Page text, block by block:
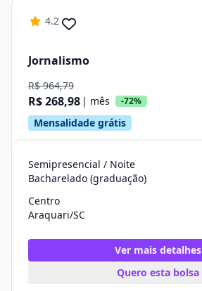
4.2
Jornalismo
R$ 964,79
R$ 268,98 | mês -72%
Mensalidade grátis
Semipresencial / Noite
Bacharelado (graduação)
Centro
Araquari/SC
Ver mais detalhes
Quero esta bolsa